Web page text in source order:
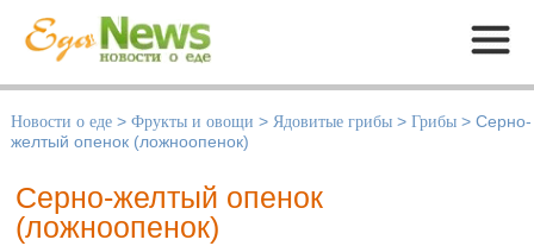
Меню
Новости о еде > Фрукты и овощи > Ядовитые грибы > Грибы > Серно-
желтый опенок (ложноопенок)
Серно-желтый опенок
(ложноопенок)